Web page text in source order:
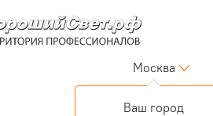
Москва
Ваш город